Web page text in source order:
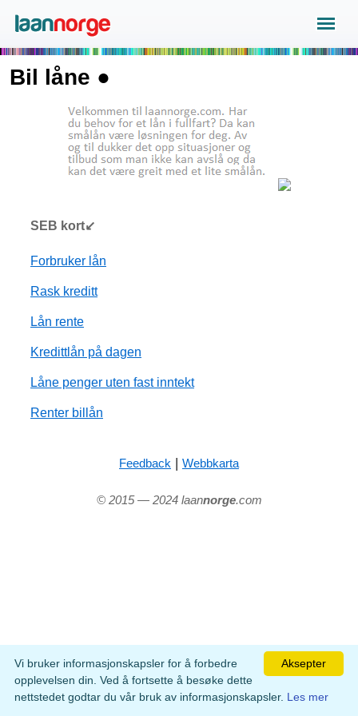
Bil låne ●
SEB kort↙
Forbruker lån
Rask kreditt
Lån rente
Kredittlån på dagen
Låne penger uten fast inntekt
Renter billån
Feedback | Webbkarta
© 2015 — 2024 laannorge.com
Aksepter
Vi bruker informasjonskapsler for å forbedre
opplevelsen din. Ved å fortsette å besøke dette
nettstedet godtar du vår bruk av informasjonskapsler. Les mer